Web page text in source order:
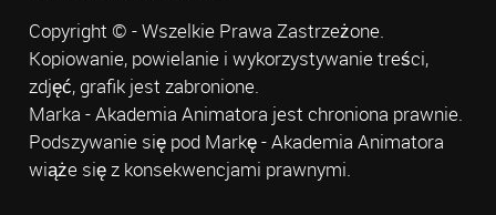
Copyright © - Wszelkie Prawa Zastrzeżone.
Kopiowanie, powielanie i wykorzystywanie treści,
zdjęć, grafik jest zabronione.
Marka - Akademia Animatora jest chroniona prawnie.
Podszywanie się pod Markę - Akademia Animatora
wiąże się z konsekwencjami prawnymi.